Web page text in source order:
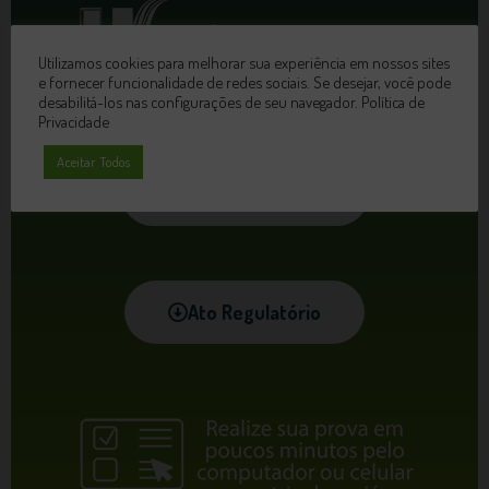
Ato Regulatório
Utilizamos cookies para melhorar sua experiência em nossos sites
e fornecer funcionalidade de redes sociais. Se desejar, você pode
desabilitá-los nas configurações de seu navegador. Política de
Privacidade
Aceitar Todos